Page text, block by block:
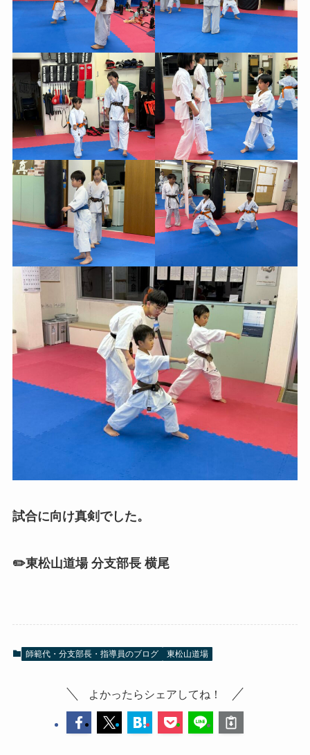
試合に向け真剣でした。
✏️東松山道場 分支部長 横尾
師範代・分支部長・指導員のブログ 東松山道場
よかったらシェアしてね！